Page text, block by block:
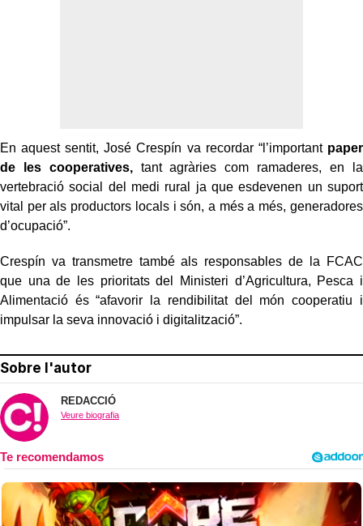
En aquest sentit, José Crespín va recordar “l’important paper
de les cooperatives,tant agràries com ramaderes, en la
vertebració social del medi rural ja que esdevenen un suport
vital per als productors locals i són, a més a més, generadores
d’ocupació”.
Crespín va transmetre també als responsables de la FCAC
que una de les prioritats del Ministeri d’Agricultura, Pesca i
Alimentació és “afavorir la rendibilitat del món cooperatiu i
impulsar la seva innovació i digitalització”.
Sobre l'autor
REDACCIÓ
Veure biografia